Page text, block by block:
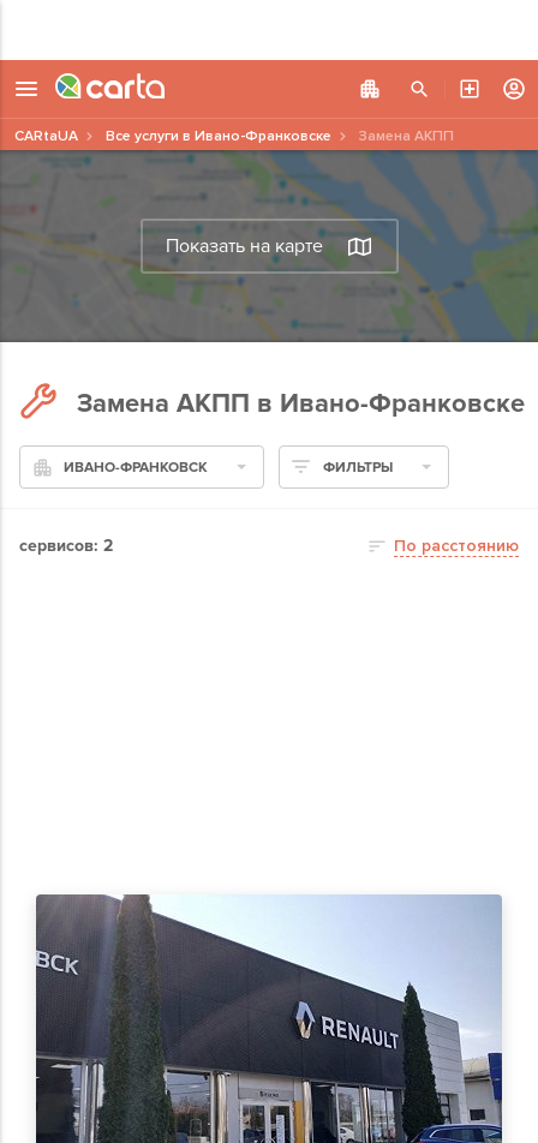
Показать на карте
CARtaUA Все услуги в Ивано-Франковске Замена АКПП
Замена АКПП в Ивано-Франковске
ИВАНО-ФРАНКОВСК ФИЛЬТРЫ
сервисов: 2 По расстоянию